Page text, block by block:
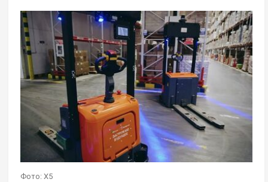
Фото: X5